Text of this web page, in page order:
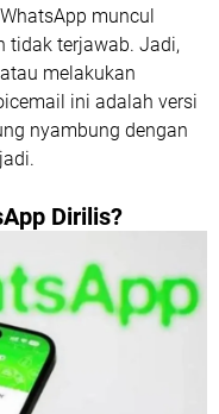
muncul
tidak terjawab. Jadi,
melakukan
ini adalah versi
nyambung dengan
Dirilis?